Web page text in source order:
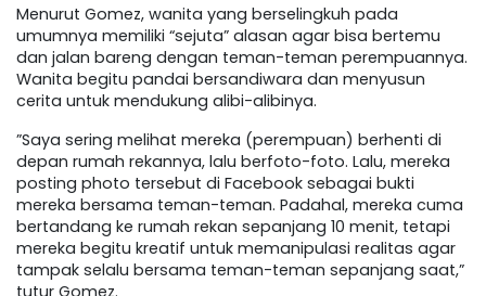
Menurut Gomez, wanita yang berselingkuh pada
umumnya memiliki “sejuta” alasan agar bisa bertemu
dan jalan bareng dengan teman-teman perempuannya.
Wanita begitu pandai bersandiwara dan menyusun
cerita untuk mendukung alibi-alibinya.
”Saya sering melihat mereka (perempuan) berhenti di
depan rumah rekannya, lalu berfoto-foto. Lalu, mereka
posting photo tersebut di Facebook sebagai bukti
mereka bersama teman-teman. Padahal, mereka cuma
bertandang ke rumah rekan sepanjang 10 menit, tetapi
mereka begitu kreatif untuk memanipulasi realitas agar
tampak selalu bersama teman-teman sepanjang saat,”
tutur Gomez.